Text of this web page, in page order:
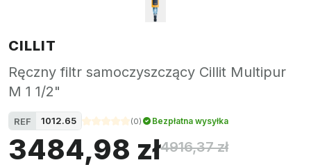
CILLIT
Ręczny filtr samoczyszczący Cillit Multipur
M 1 1/2"
REF 1012.65 (0) Bezpłatna wysyłka
3484,98 zł4916,37 zł